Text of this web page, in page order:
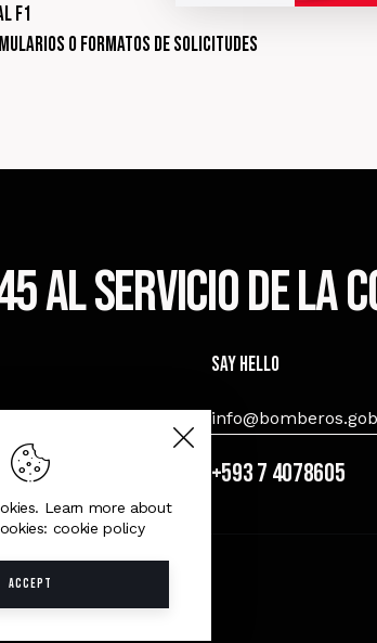
f1
o formatos de solicitudes
al servicio de la
Heredia, Cuenca.
Say Hello
+593 7 4078605
Rights Reserved.
Learn more about
cookie policy
ACCEPT